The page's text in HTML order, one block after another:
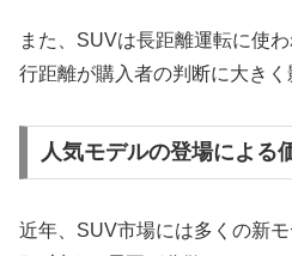
また、SUVは長距離運転に使
行距離が購入者の判断に大きく
人気モデルの登場による
近年、SUV市場には多くの新